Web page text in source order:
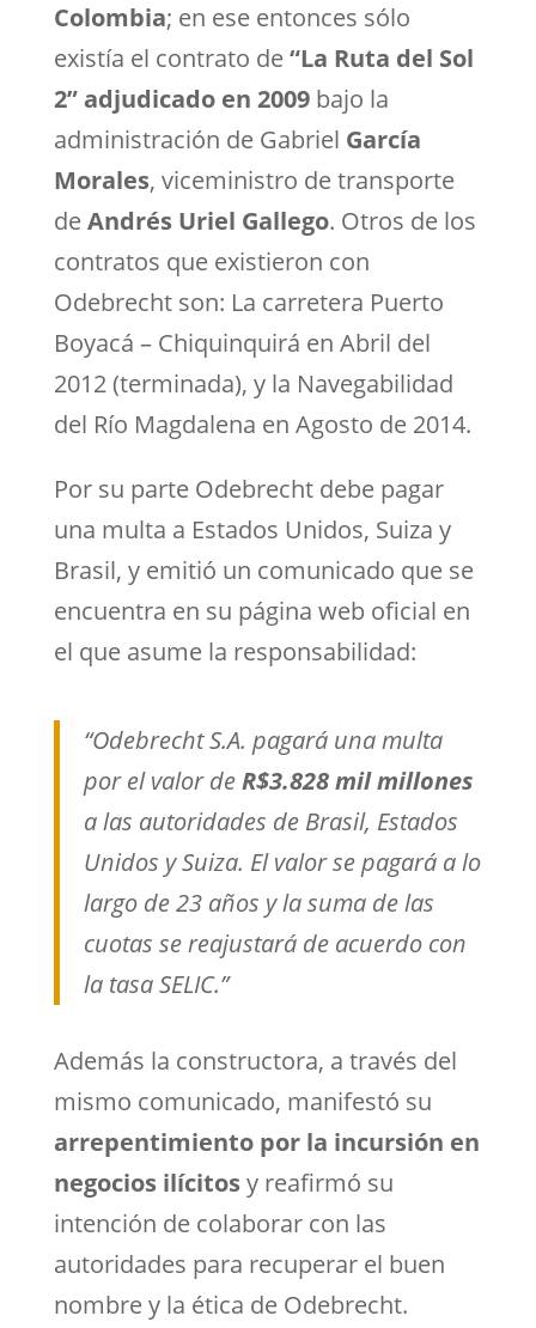
Colombia; en ese entonces sólo
existía el contrato de“La Ruta del Sol
2” adjudicado en 2009bajo la
administración de Gabriel García
Morales, viceministro de transporte
deAndrés Uriel Gallego. Otros de los
contratos que existieron con
Odebrecht son: La carretera Puerto
Boyacá – Chiquinquirá en Abril del
2012 (terminada), y la Navegabilidad
del Río Magdalena en Agosto de 2014.
Por su parte Odebrecht debe pagar
una multa a Estados Unidos, Suiza y
Brasil, y emitió un comunicado que se
encuentra en su página web oficial en
el que asume la responsabilidad:
“Odebrecht S.A. pagará una multa
por el valor deR$3.828 mil millones
a las autoridades de Brasil, Estados
Unidos y Suiza. El valor se pagará a lo
largo de 23 años y la suma de las
cuotas se reajustará de acuerdo con
la tasa SELIC.”
Además la constructora, a través del
mismo comunicado, manifestó su
arrepentimiento por la incursión en
negocios ilícitosy reafirmó su
intención de colaborar con las
autoridades para recuperar el buen
nombre y la ética de Odebrecht.